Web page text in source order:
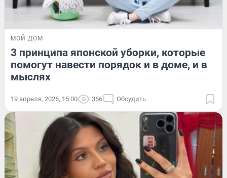
МОЙ ДОМ
3 принципа японской уборки, которые
помогут навести порядок и в доме, и в
мыслях
19 апреля, 2026, 15:00 366 Обсудить